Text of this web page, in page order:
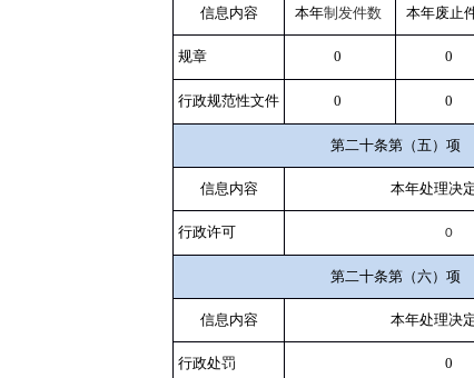
信息内容 本年制发件数 本年废止
规章 0 0
行政规范性文件 0 0
第二十条第（五）项
信息内容 本年处理决
行政许可 0
第二十条第（六）项
信息内容 本年处理决
行政处罚 0